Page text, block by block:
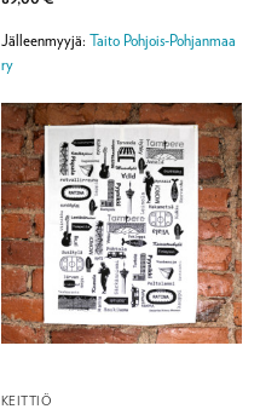
Jälleenmyyjä: Taito Pohjois-Pohjanmaa
ry
KEITTIÖ